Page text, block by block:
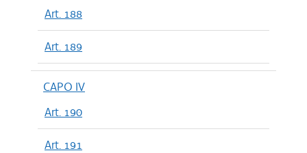
Art. 188
Art. 189
CAPO IV
Art. 190
Art. 191